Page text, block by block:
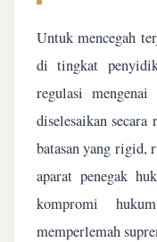
Untuk mencegah
di tingkat
regulasi
diselesaikan
batasan yang rigid,
aparat penegak
kompromi
memperlemah